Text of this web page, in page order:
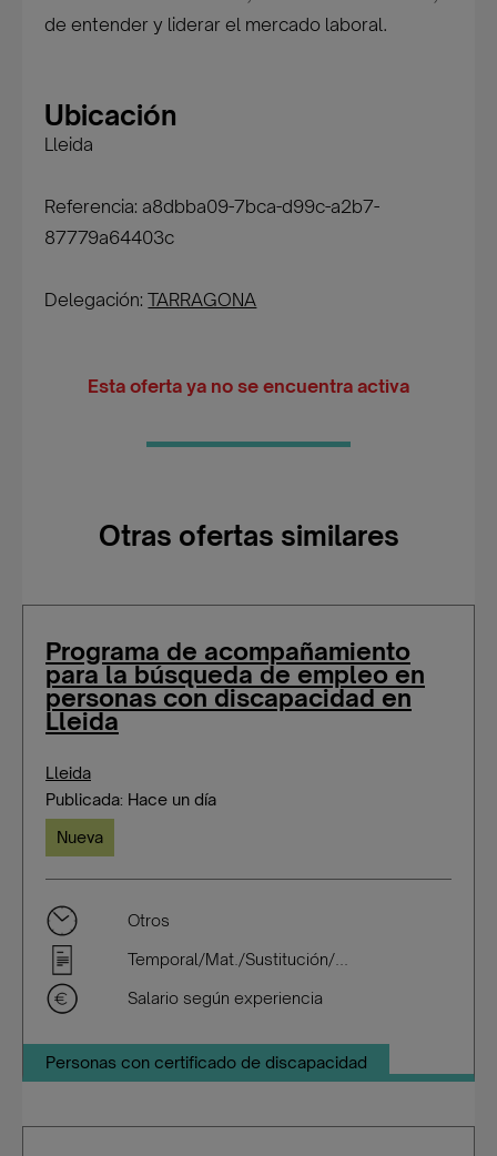
de entender y liderar el mercado laboral.
Ubicación
Lleida
Referencia: a8dbba09-7bca-d99c-a2b7-
87779a64403c
Delegación:TARRAGONA
Esta oferta ya no se encuentra activa
Otras ofertas similares
Programa de acompañamiento
para la búsqueda de empleo en
personas con discapacidad en
Lleida
Lleida
Publicada: Hace un día
Nueva
Otros
Temporal/Mat./Sustitución/...
Salario según experiencia
Personas con certificado de discapacidad